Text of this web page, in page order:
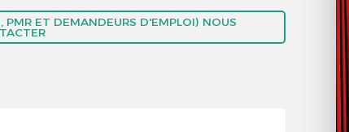
PMR ET DEMANDEURS D'EMPLOI) NOUS